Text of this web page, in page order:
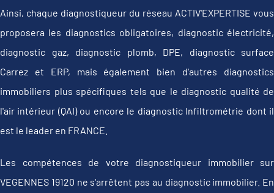
Ainsi, chaque diagnostiqueur du réseau ACTIV'EXPERTISE vous
proposera les diagnostics obligatoires, diagnostic électricité,
diagnostic gaz, diagnostic plomb, DPE, diagnostic surface
Carrez et ERP, mais également bien d'autres diagnostics
immobiliers plus spécifiques tels que le diagnostic qualité de
l'air intérieur (QAI) ou encore le diagnostic Infiltrométrie dont il
est le leader en FRANCE.
Les compétences de votre diagnostiqueur immobilier sur
VEGENNES 19120 ne s'arrêtent pas au diagnostic immobilier. En